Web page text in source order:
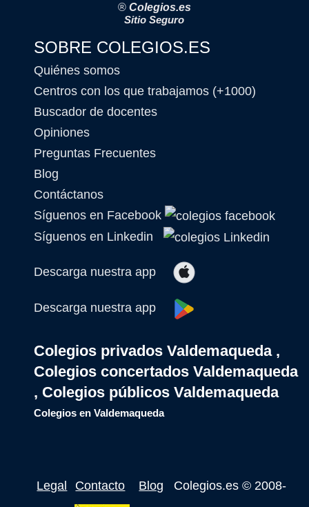
® Colegios.es
Sitio Seguro
SOBRE COLEGIOS.ES
Quiénes somos
Centros con los que trabajamos (+1000)
Buscador de docentes
Opiniones
Preguntas Frecuentes
Blog
Contáctanos
Síguenos en Facebook
Síguenos en Linkedin
Descarga nuestra app
Descarga nuestra app
Colegios privados Valdemaqueda ,
Colegios concertados Valdemaqueda
, Colegios públicos Valdemaqueda
Colegios en Valdemaqueda
Legal Contacto Blog Colegios.es © 2008-